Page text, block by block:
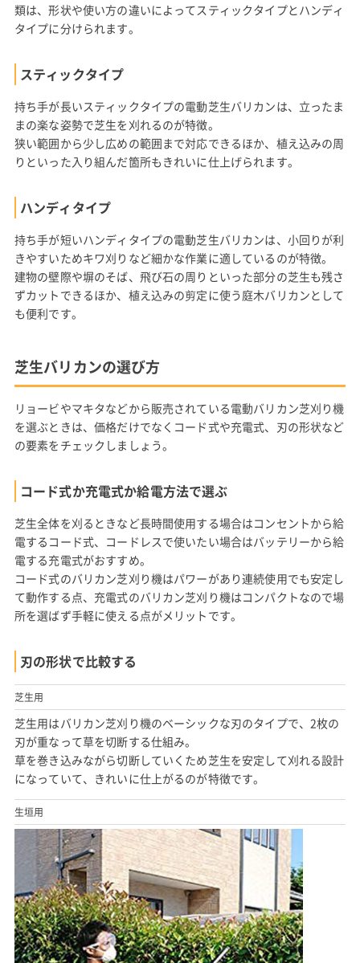
類は、形状や使い方の違いによってスティックタイプとハンディ
タイプに分けられます。
スティックタイプ
持ち手が長いスティックタイプの電動芝生バリカンは、立ったま
まの楽な姿勢で芝生を刈れるのが特徴。
狭い範囲から少し広めの範囲まで対応できるほか、植え込みの周
りといった入り組んだ箇所もきれいに仕上げられます。
ハンディタイプ
持ち手が短いハンディタイプの電動芝生バリカンは、小回りが利
きやすいためキワ刈りなど細かな作業に適しているのが特徴。
建物の壁際や塀のそば、飛び石の周りといった部分の芝生も残さ
ずカットできるほか、植え込みの剪定に使う庭木バリカンとして
も便利です。
芝生バリカンの選び方
リョービやマキタなどから販売されている電動バリカン芝刈り機
を選ぶときは、価格だけでなくコード式や充電式、刃の形状など
の要素をチェックしましょう。
コード式か充電式か給電方法で選ぶ
芝生全体を刈るときなど長時間使用する場合はコンセントから給
電するコード式、コードレスで使いたい場合はバッテリーから給
電する充電式がおすすめ。
コード式のバリカン芝刈り機はパワーがあり連続使用でも安定し
て動作する点、充電式のバリカン芝刈り機はコンパクトなので場
所を選ばず手軽に使える点がメリットです。
刃の形状で比較する
芝生用
芝生用はバリカン芝刈り機のベーシックな刃のタイプで、2枚の
刃が重なって草を切断する仕組み。
草を巻き込みながら切断していくため芝生を安定して刈れる設計
になっていて、きれいに仕上がるのが特徴です。
生垣用